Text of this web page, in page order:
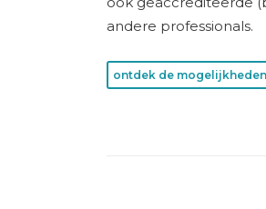
andere professionals.
ontdek de